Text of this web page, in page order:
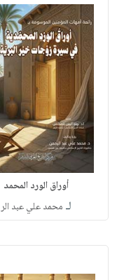
أوراق الورد المحمد
لـ محمد علي عبد الر